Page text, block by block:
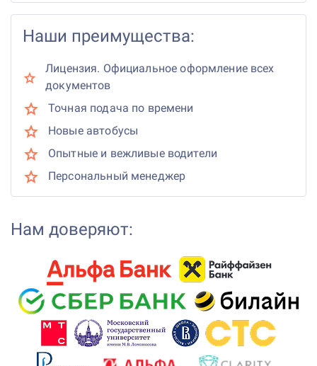
Наши преимущества:
Лицензия. Официальное оформление всех
документов
Точная подача по времени
Новые автобусы
Опытные и вежливые водители
Персональный менеджер
Нам доверяют: